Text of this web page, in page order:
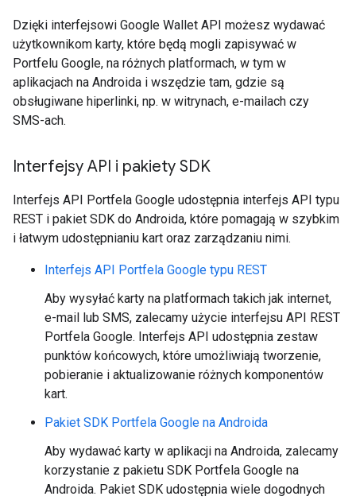
Dzięki interfejsowi Google Wallet API możesz wydawać
użytkownikom karty, które będą mogli zapisywać w
Portfelu Google, na różnych platformach, w tym w
aplikacjach na Androida i wszędzie tam, gdzie są
obsługiwane hiperlinki, np. w witrynach, e-mailach czy
SMS-ach.
Interfejsy API i pakiety SDK
Interfejs API Portfela Google udostępnia interfejs API typu
REST i pakiet SDK do Androida, które pomagają w szybkim
i łatwym udostępnianiu kart oraz zarządzaniu nimi.
Interfejs API Portfela Google typu REST
Aby wysyłać karty na platformach takich jak internet,
e-mail lub SMS, zalecamy użycie interfejsu API REST
Portfela Google. Interfejs API udostępnia zestaw
punktów końcowych, które umożliwiają tworzenie,
pobieranie i aktualizowanie różnych komponentów
kart.
Pakiet SDK Portfela Google na Androida
Aby wydawać karty w aplikacji na Androida, zalecamy
korzystanie z pakietu SDK Portfela Google na
Androida. Pakiet SDK udostępnia wiele dogodnych